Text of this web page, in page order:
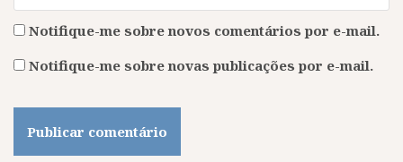
Notifique-me sobre novos comentários por e-mail.
Notifique-me sobre novas publicações por e-mail.